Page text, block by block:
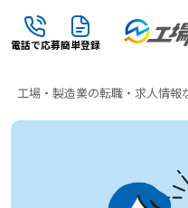
電話で応募簡単登録
工場・製造業の転職・求人情報